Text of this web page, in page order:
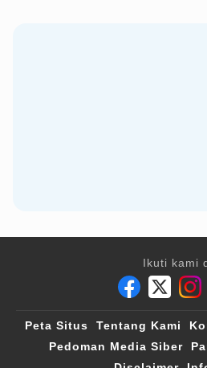
Ikuti kami
Peta Situs Tentang Kami
Pedoman Media Siber